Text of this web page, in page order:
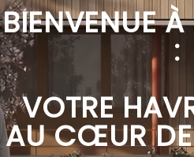
BIENVENUE
:
VOTRE
AU CŒUR DE